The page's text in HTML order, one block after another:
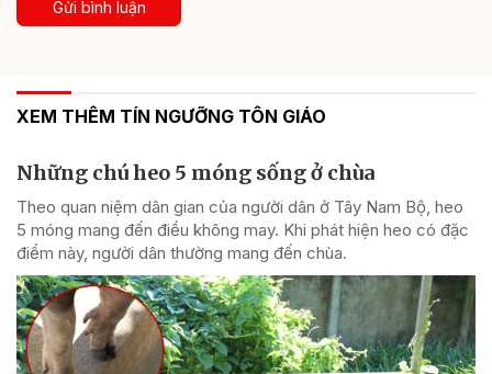
Gửi bình luận
XEM THÊM TÍN NGƯỠNG TÔN GIÁO
Những chú heo 5 móng sống ở chùa
Theo quan niệm dân gian của người dân ở Tây Nam Bộ, heo
5 móng mang đến điều không may. Khi phát hiện heo có đặc
điểm này, người dân thường mang đến chùa.